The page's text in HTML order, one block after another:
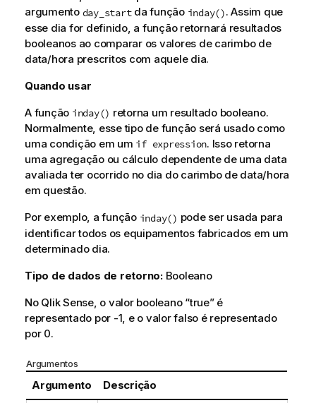
argumento day_startda função inday(). Assim que
esse dia for definido, a função retornará resultados
booleanos ao comparar os valores de carimbo de
data/hora prescritos com aquele dia.
Quando usar
A função inday() retorna um resultado booleano.
Normalmente, esse tipo de função será usado como
uma condição em um if expression. Isso retorna
uma agregação ou cálculo dependente de uma data
avaliada ter ocorrido no dia do carimbo de data/hora
em questão.
Por exemplo, a função inday() pode ser usada para
identificar todos os equipamentos fabricados em um
determinado dia.
Tipo de dados de retorno: Booleano
No Qlik Sense, o valor booleano “true” é
representado por -1, e o valor falso é representado
por 0.
Argumentos
Argumento Descrição